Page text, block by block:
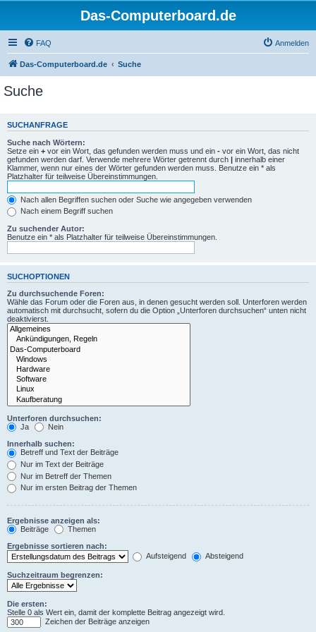
Das-Computerboard.de
FAQ Anmelden
Das-Computerboard.de Suche
Suche
SUCHANFRAGE
Suche nach Wörtern:
Setze ein + vor ein Wort, das gefunden werden muss und ein - vor ein Wort, das nicht
gefunden werden darf. Verwende mehrere Wörter getrennt durch | innerhalb einer
Klammer, wenn nur eines der Wörter gefunden werden muss. Benutze ein * als
Platzhalter für teilweise Übereinstimmungen.
Nach allen Begriffen suchen oder Suche wie angegeben verwenden
Nach einem Begriff suchen
Zu suchender Autor:
Benutze ein * als Platzhalter für teilweise Übereinstimmungen.
SUCHOPTIONEN
Zu durchsuchende Foren:
Wähle das Forum oder die Foren aus, in denen gesucht werden soll. Unterforen werden
automatisch mit durchsucht, sofern du die Option „Unterforen durchsuchen“ unten nicht
deaktivierst.
Unterforen durchsuchen:
Ja
Nein
Innerhalb suchen:
Betreff und Text der Beiträge
Nur im Text der Beiträge
Nur im Betreff der Themen
Nur im ersten Beitrag der Themen
Ergebnisse anzeigen als:
Beiträge
Themen
Ergebnisse sortieren nach:
Aufsteigend
Absteigend
Suchzeitraum begrenzen:
Die ersten:
Stelle 0 als Wert ein, damit der komplette Beitrag angezeigt wird.
Zeichen der Beiträge anzeigen